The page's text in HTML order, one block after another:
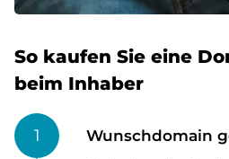
So kaufen Sie eine
beim Inhaber
1 Wunschdomain